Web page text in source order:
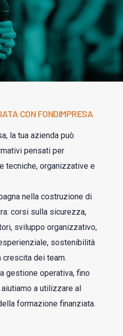
CON FONDIMPRESA
la tua azienda può
pensati per
tecniche, organizzative e
nella costruzione di
corsi sulla sicurezza,
sviluppo organizzativo,
sostenibilità
dei team.
gestione operativa, fino
a utilizzare al
formazione finanziata.